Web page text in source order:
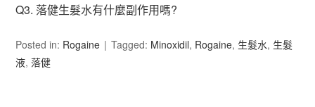
Q3. 落健生髮水有什麼副作用嗎?
Posted in: Rogaine Tagged: Minoxidil, Rogaine, 生髮水, 生髮
液,落健